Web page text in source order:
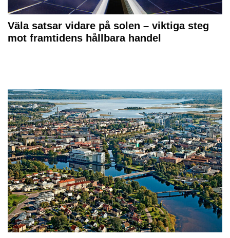
Väla satsar vidare på solen – viktiga steg
mot framtidens hållbara handel